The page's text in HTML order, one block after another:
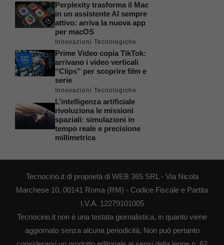
Perplexity trasforma il Mac
in un assistente AI sempre
attivo: arriva la nuova app
per macOS
Innovazioni Tecnologiche
Prime Video copia TikTok:
arrivano i video verticali
“Clips” per scoprire film e
serie
Innovazioni Tecnologiche
L’intelligenza artificiale
rivoluziona le missioni
spaziali: simulazioni in
tempo reale e precisione
millimetrica
Tecnocino.it di proprietà di WEB 365 SRL - Via Nicola
Marchese 10, 00141 Roma (RM) - Codice Fiscale e Partita
I.V.A. 12279101005
Tecnocino.it non è una testata giornalistica, in quanto viene
aggiornato senza alcuna periodicità. Non può pertanto